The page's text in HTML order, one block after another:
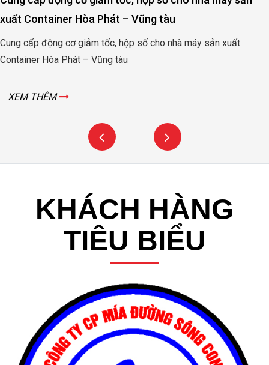
xuất Container Hòa Phát – Vũng tàu
Cung cấp động cơ giảm tốc, hộp số cho nhà máy sản xuất
Container Hòa Phát – Vũng tàu
XEM THÊM
KHÁCH HÀNG
TIÊU BIỂU